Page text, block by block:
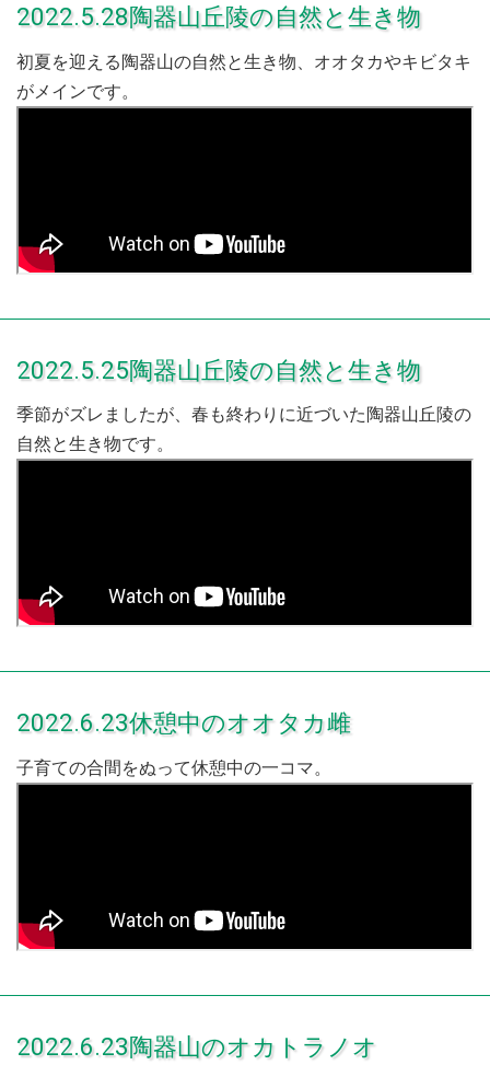
2022.5.28陶器山丘陵の自然と生き物
初夏を迎える陶器山の自然と生き物、オオタカやキビタキ
がメインです。
2022.5.25陶器山丘陵の自然と生き物
季節がズレましたが、春も終わりに近づいた陶器山丘陵の
自然と生き物です。
2022.6.23休憩中のオオタカ雌
子育ての合間をぬって休憩中の一コマ。
2022.6.23陶器山のオカトラノオ